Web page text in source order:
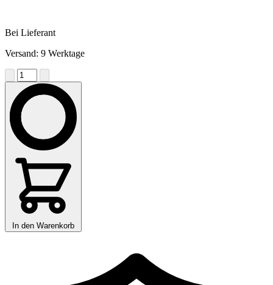
Bei Lieferant
Versand: 9 Werktage
In den Warenkorb